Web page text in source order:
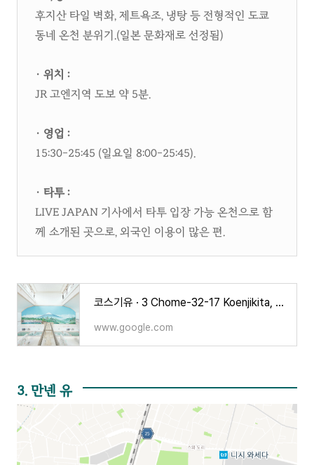
후지산 타일 벽화, 제트욕조, 냉탕 등 전형적인 도쿄
동네 온천 분위기.(일본 문화재로 선정됨)
· 위치 :
JR 고엔지역 도보 약 5분.​
· 영업 :
15:30–25:45 (일요일 8:00–25:45).​
· 타투 :
LIVE JAPAN 기사에서 타투 입장 가능 온천으로 함
께 소개된 곳으로, 외국인 이용이 많은 편.
코스기유 · 3 Chome-32-17 Koenjikita, Suginami City, Tokyo 166-0002 일본
www.google.com
3. 만넨 유